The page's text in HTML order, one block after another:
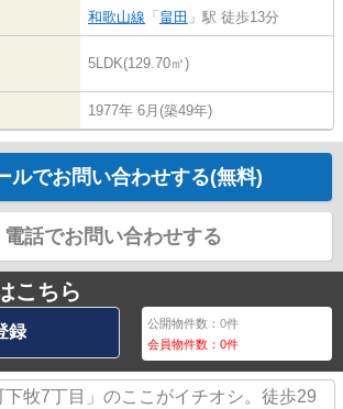
和歌山線 「 畠田 」駅 徒歩13分
5LDK(129.70㎡)
1977年 6月(築49年)
ルでお問い合わせする(無料)
電話でお問い合わせする
こちら
録 公開物件数：0件
会員物件数：0件
下牧7丁目」のここがイチオシ。徒歩29